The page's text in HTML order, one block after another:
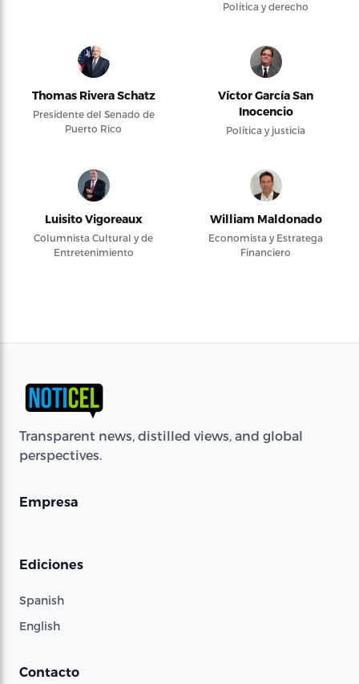
Política y derecho
Thomas Rivera Schatz
Presidente del Senado de
Puerto Rico
Víctor García San
Inocencio
Política y justicia
Luisito Vigoreaux
Columnista Cultural y de
Entretenimiento
William Maldonado
Economista y Estratega
Financiero
Transparent news, distilled views, and global
perspectives.
Empresa
Ediciones
Spanish
English
Contacto